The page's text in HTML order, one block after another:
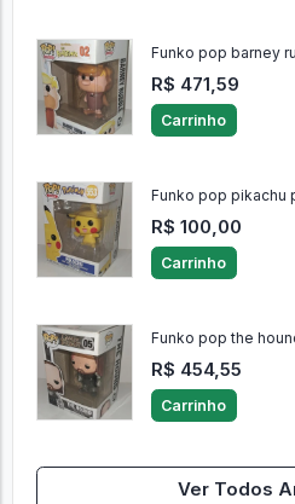
Funko pop barney
R$ 471,59
Carrinho
Funko pop pikachu
R$ 100,00
Carrinho
Funko pop the
R$ 454,55
Carrinho
Ver Todos